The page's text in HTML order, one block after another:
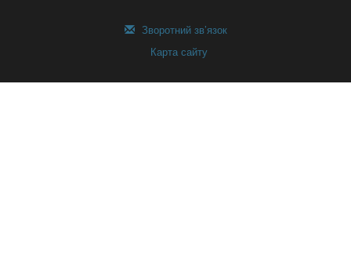
Зворотний зв’язок
Карта сайту